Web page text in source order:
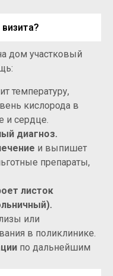
дом участковый
температуру,
кислорода в
и сердце.
диагноз.
и выпишет
препараты,
листок
или
в поликлинике.
по дальнейшим